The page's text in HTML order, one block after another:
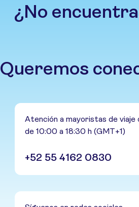
¿No
Queremos
Atención a mayoristas de viaje
de 10:00 a 18:30 h (GMT+1)
+52 55 4162 0830